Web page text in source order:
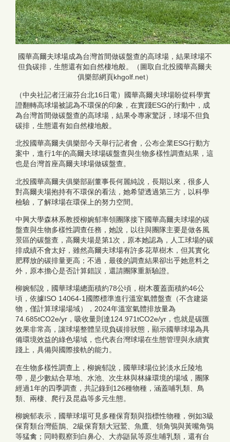
國華高爾夫球場成為台灣首間做碳盤查的高球場，結果球場不
但負碳排，生態還有如自然棲地般。（圖取自北投國華高爾夫
俱樂部網頁khgolf.net）
（中央社記者汪淑芬台北16日電）國華高爾夫球場盼從科學實
證翻轉高球場被認為不環保的印象，在實踐ESG的行動中，成
為台灣首間做碳盤查的高球場，結果令專家驚訝，球場不但負
碳排，生態還有如自然棲地般。
北投國華高爾夫俱樂部今天舉行記者會，公布企業ESG行動方
案中，進行1年的高爾夫球場碳盤查與生物多樣性調查結果，這
也是台灣首座高爾夫球場做碳盤查。
北投國華高爾夫俱樂部副董事長何麗純說，長期以來，很多人
對高爾夫場抱持有不環保的看法，她希望透過第三方，以科學
檢驗，了解球場在環保上的努力空間。
中興大學森林系教授柳婉郁率領團隊接下國華高爾夫球場的碳
盤查與生物多樣性調查任務，她說，以往與團隊主要是做各風
景區的碳盤查，高爾夫場是第1次，原本她認為，人工球場的碳
排成績不會太好，雖然高爾夫球場有許多花草樹木，但其實化
肥釋放的碳排量更高；不過，最後的調查結果卻出乎她意料之
外，原本擔心是否計算錯誤，還請團隊重新驗證。
柳婉郁說，國華球場總面積約78公頃，樹木覆蓋面積約46公
頃，依據ISO 14064-1國際標準進行溫室氣體盤查（不含建築
物，僅計算球場場域），2024年溫室氣體排放量為
74.685tCO2e/yr，吸收量則達124.971tCO2e/yr，也就是碳匯
效果非常高，讓球場整體呈現負碳排狀態，顯示國華球場為具
備環境效益的綠色場域，也代表台灣球場在生態管理與永續實
踐上，具備與國際接軌的能力。
在生物多樣性調查上，柳婉郁說，國華球場位於淡水丘陵地
帶，是少數結合草地、水池、次生林與林緣環境的場域，團隊
經過1年的四季調查，共記錄到126種物種，涵蓋哺乳類、鳥
類、兩棲、爬行及昆蟲等多元生態。
柳婉郁表示，國華球場可見多種保育類與指標性物種，例如3級
保育類台灣藍鵲、2級保育類大冠鷲、魚鷹、領角鴞與黃嘴角鴞
等猛禽；同時觀察到白鼻心、大赤鼯鼠等原生哺乳類，還有台